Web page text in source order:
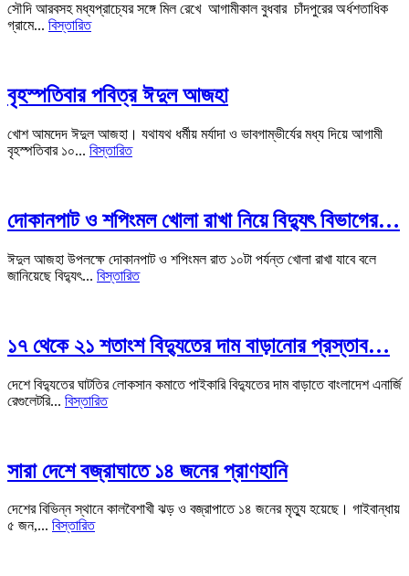
সৌদি আরবসহ মধ্যপ্রাচ্যের সঙ্গে মিল রেখে আগামীকাল বুধবার চাঁদপুরের অর্ধশতাধিক
গ্রামে... বিস্তারিত
বৃহস্পতিবার পবিত্র ঈদুল আজহা
খোশ আমদেদ ঈদুল আজহা। যথাযথ ধর্মীয় মর্যাদা ও ভাবগাম্ভীর্যের মধ্য দিয়ে আগামী
বৃহস্পতিবার ১০... বিস্তারিত
দোকানপাট ও শপিংমল খোলা রাখা নিয়ে বিদ্যুৎ বিভাগের…
ঈদুল আজহা উপলক্ষে দোকানপাট ও শপিংমল রাত ১০টা পর্যন্ত খোলা রাখা যাবে বলে
জানিয়েছে বিদ্যুৎ... বিস্তারিত
১৭ থেকে ২১ শতাংশ বিদ্যুতের দাম বাড়ানোর প্রস্তাব…
দেশে বিদ্যুতের ঘাটতির লোকসান কমাতে পাইকারি বিদ্যুতের দাম বাড়াতে বাংলাদেশ এনার্জি
রেগুলেটরি... বিস্তারিত
সারা দেশে বজ্রাঘাতে ১৪ জনের প্রাণহানি
দেশের বিভিন্ন স্থানে কালবৈশাখী ঝড় ও বজ্রাপাতে ১৪ জনের মৃত্যু হয়েছে। গাইবান্ধায়
৫ জন,... বিস্তারিত